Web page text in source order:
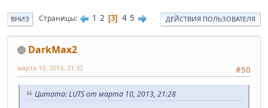
ВНИЗ Страницы 1 2 3 4 5 ДЕЙСТВИЯ ПОЛЬЗОВАТЕЛЯ
DarkMax2
#50
марта 10, 2013, 21:32
Цитата: LUTS от марта 10, 2013, 21:28